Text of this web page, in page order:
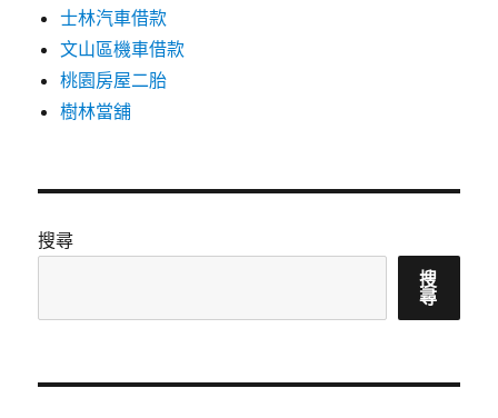
士林汽車借款
文山區機車借款
桃園房屋二胎
樹林當舖
搜尋
搜
尋